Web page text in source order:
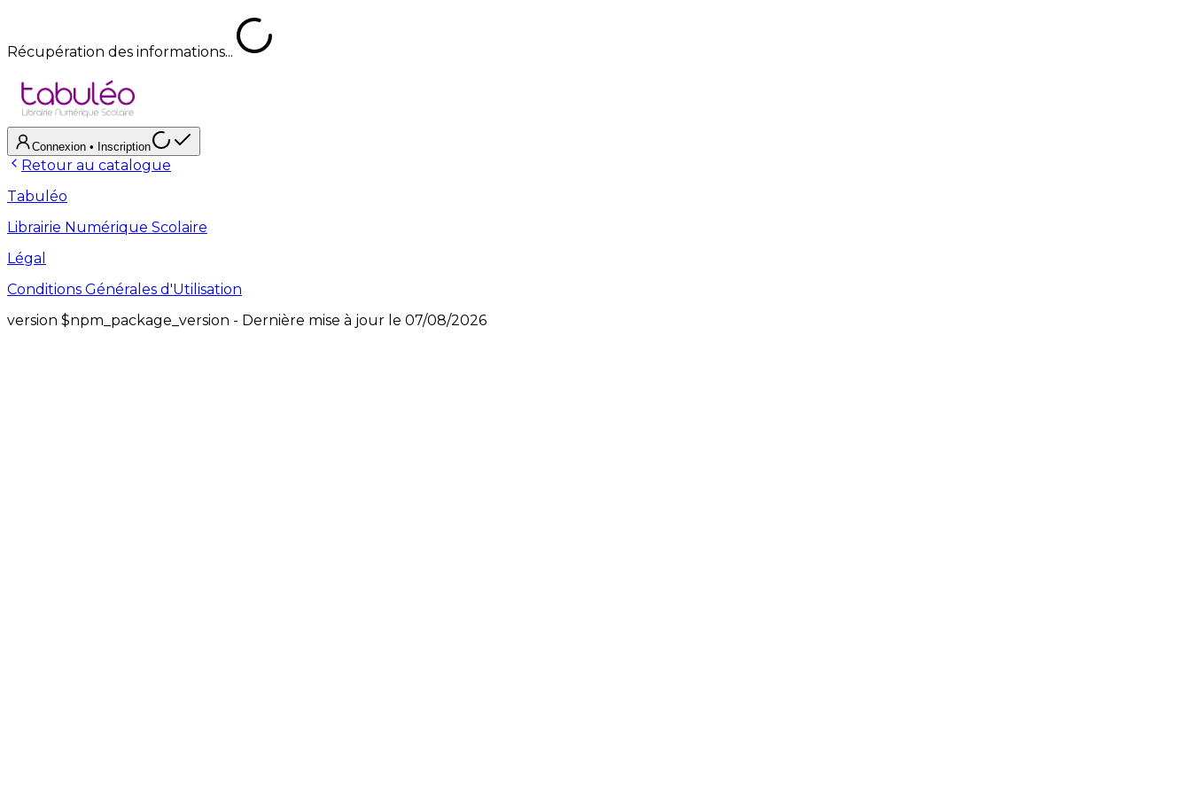
Récupération des informations...
Connexion • Inscription
Retour au catalogue
Tabuléo
Librairie Numérique Scolaire
Légal
Conditions Générales d'Utilisation
version $npm_package_version - Dernière mise à jour le 07/08/2026